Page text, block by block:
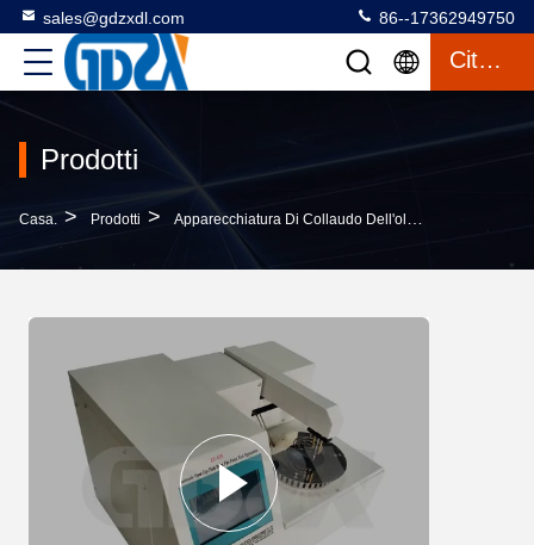
sales@gdzxdl.com 86--17362949750
Citazione
Prodotti
Casa. > Prodotti > Apparecchiatura Di Collaudo Dell'olio Del Trasformatore